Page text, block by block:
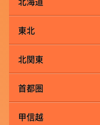
東北
北関東
首都圏
甲信越